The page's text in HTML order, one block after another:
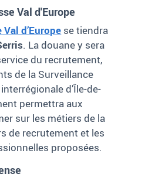
Val d'Europe
d’Europe se tiendra
. La douane y sera
du recrutement,
de la Surveillance
d’Île-de-
permettra aux
sur les métiers de la
de recrutement et les
proposées.